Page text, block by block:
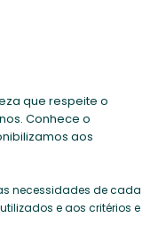
que respeite o
Conhece o
aos
necessidades de cada
e aos critérios e